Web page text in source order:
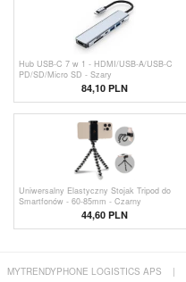
Hub USB-C 7 w 1 - HDMI/USB-A/USB-C
PD/SD/Micro SD - Szary
84,10 PLN
Uniwersalny Elastyczny Stojak Tripod do
Smartfonów - 60-85mm - Czarny
44,60 PLN
MYTRENDYPHONE LOGISTICS APS |